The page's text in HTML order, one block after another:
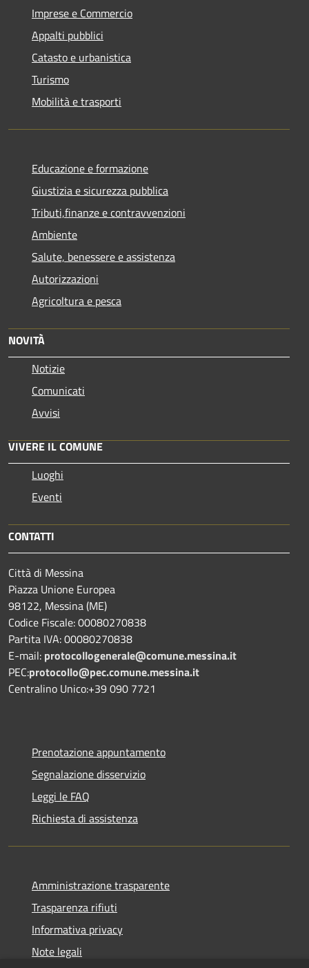
Imprese e Commercio
Appalti pubblici
Catasto e urbanistica
Turismo
Mobilità e trasporti
Educazione e formazione
Giustizia e sicurezza pubblica
Tributi,finanze e contravvenzioni
Ambiente
Salute, benessere e assistenza
Autorizzazioni
Agricoltura e pesca
NOVITÀ
Notizie
Comunicati
Avvisi
VIVERE IL COMUNE
Luoghi
Eventi
CONTATTI
Città di Messina
Piazza Unione Europea
98122, Messina (ME)
Codice Fiscale: 00080270838
Partita IVA: 00080270838
E-mail: protocollogenerale@comune.messina.it
PEC:protocollo@pec.comune.messina.it
Centralino Unico:+39 090 7721
Prenotazione appuntamento
Segnalazione disservizio
Leggi le FAQ
Richiesta di assistenza
Amministrazione trasparente
Trasparenza rifiuti
Informativa privacy
Note legali